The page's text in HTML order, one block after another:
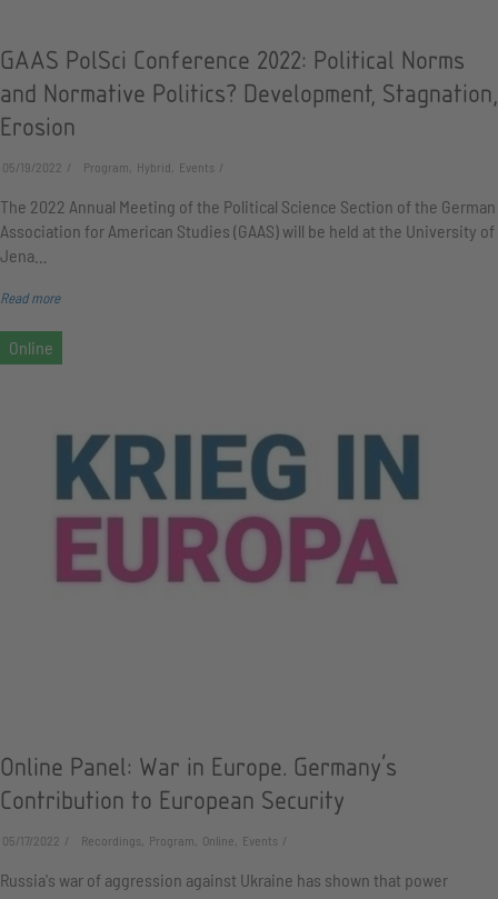
GAAS PolSci Conference 2022: Political Norms
and Normative Politics? Development, Stagnation,
Erosion
05/19/2022 Program, Hybrid, Events
The 2022 Annual Meeting of the Political Science Section of the German
Association for American Studies (GAAS) will be held at the University of
Jena…
Read more
Online Panel: War in Europe. Germany's
Contribution to European Security
05/17/2022 Recordings, Program, Online, Events
Russia's war of aggression against Ukraine has shown that power